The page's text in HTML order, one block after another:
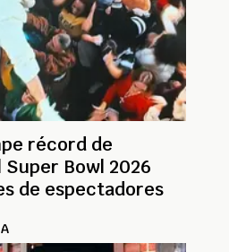
récord de
Bowl 2026
de espectadores